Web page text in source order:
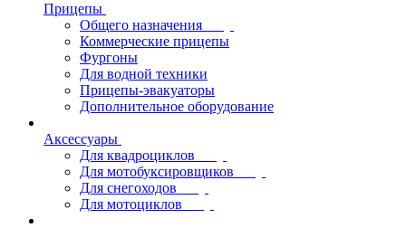
Прицепы
Общего назначения
Коммерческие прицепы
Фургоны
Для водной техники
Прицепы-эвакуаторы
Дополнительное оборудование
Аксессуары
Для квадроциклов
Для мотобуксировщиков
Для снегоходов
Для мотоциклов